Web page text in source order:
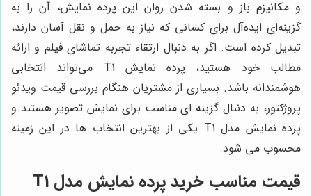
و مکانیزم باز و بسته شدن روان این پرده نمایش، آن را به
گزینه‌ای ایده‌آل برای کسانی که نیاز به حمل و نقل آسان دارند،
تبدیل کرده است. اگر به دنبال ارتقاء تجربه تماشای فیلم و ارائه
مطالب خود هستید، پرده نمایش T1 می‌تواند انتخابی
هوشمندانه باشد. بسیاری از مشتریان هنگام بررسی قیمت ویدئو
پروژکتور، به دنبال گزینه ای مناسب برای نمایش تصویر هستند و
پرده نمایش مدل T1 یکی از بهترین انتخاب ها در این زمینه
محسوب می شود.
قیمت مناسب خرید پرده نمایش مدل T1